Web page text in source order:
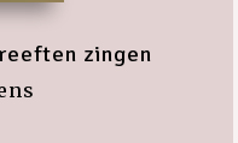
zingen